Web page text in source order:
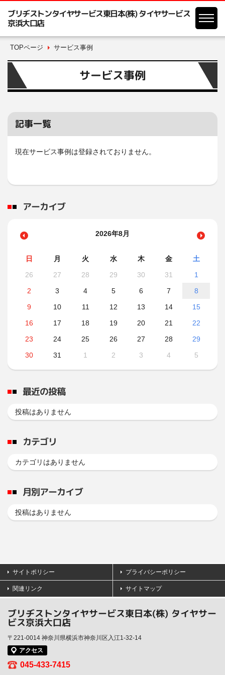
ブリヂストンタイヤサービス東日本(株) タイヤサービス
京浜大口店
TOPページ サービス事例
サービス事例
記事一覧
現在サービス事例は登録されておりません。
アーカイブ
2026年8月
日 月 火 水 木 金
土
26
27 28 29 30 31
1
2
3 4 5 6 7
8
9
10 11 12 13 14
15
16
17 18 19 20 21
22
23
24 25 26 27 28
29
30
31 1 2 3 4 5
最近の投稿
投稿はありません
カテゴリ
カテゴリはありません
月別アーカイブ
投稿はありません
サイトポリシー プライバシーポリシー
関連リンク サイトマップ
ブリヂストンタイヤサービス東日本(株) タイヤサー
ビス京浜大口店
〒221-0014 神奈川県横浜市神奈川区入江1-32-14
アクセス
045-433-7415